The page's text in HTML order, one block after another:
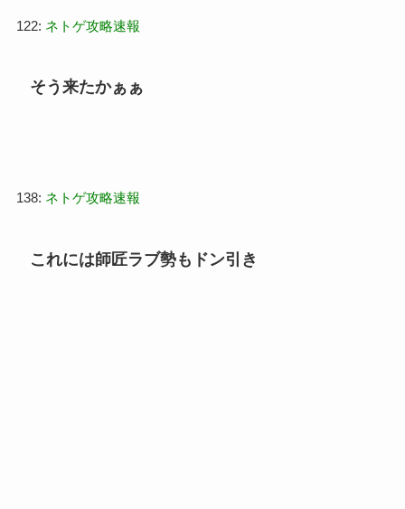
122: ネトゲ攻略速報
そう来たかぁぁ
138: ネトゲ攻略速報
これには師匠ラブ勢もドン引き